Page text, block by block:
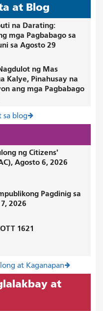
at Blog
na Darating:
mga Pagbabago sa
sa Agosto 29
ng Mas
Kalye, Pinahusay na
ang mga Pagbabago
sa blog
ng Citizens'
Agosto 6, 2026
Pagdinig sa
2026
1621
at Kaganapan
at